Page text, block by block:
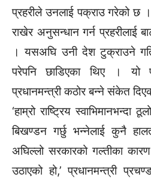
प्रहरीले उनलाई पक्राउ गरेको छ
राखेर अनुसन्धान गर्न प्रहरीलाई
। यसअघि उनी देश टुक्राउने
परेपनि छाडिएका थिए ।
प्रधानमन्त्री कठोर बन्ने संकेत
‘हाम्रो राष्ट्रिय
बिखण्डन गर्छु भन्नेलाई कुनै
अघिल्लो सरकारको गल्तीका
उठाएको हो,’ प्रधानमन्त्री